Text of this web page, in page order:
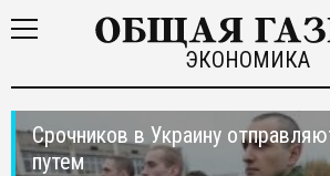
ЭКОНОМИКА
Срочников в Украину
путем